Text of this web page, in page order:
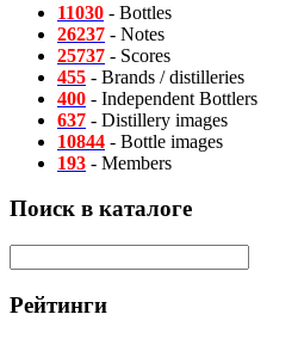
11030 - Bottles
26237 - Notes
25737 - Scores
455 - Brands / distilleries
400 - Independent Bottlers
637 - Distillery images
10844 - Bottle images
193 - Members
Поиск в каталоге
Рейтинги